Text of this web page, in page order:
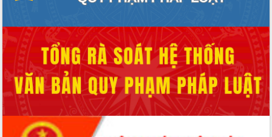
hai con số trong năm 2026
Lương Văn Chánh năm 2026
Phó Bí thư Tỉnh ủy Đắk Lắk Đỗ Hữu
Huy giữ chức Bí thư Đảng ủy Ủy Ban
Nhân dân tỉnh
Bệnh án điện tử thúc đẩy chuyển đổi
số y tế tại Đắk Lắk
Chuyển đổi số thư viện: Mở rộng
không gian tri thức trong thời đại số